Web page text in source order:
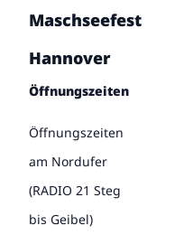
Maschseefest
Hannover
Öffnungszeiten
Öffnungszeiten
am Nordufer
(RADIO 21 Steg
bis Geibel)